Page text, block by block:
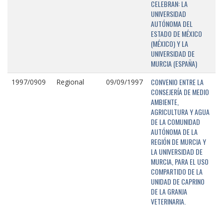
CELEBRAN: LA
UNIVERSIDAD
AUTÓNOMA DEL
ESTADO DE MÉXICO
(MÉXICO) Y LA
UNIVERSIDAD DE
MURCIA (ESPAÑA)
1997/0909 Regional 09/09/1997
CONVENIO ENTRE LA
CONSEJERÍA DE MEDIO
AMBIENTE,
AGRICULTURA Y AGUA
DE LA COMUNIDAD
AUTÓNOMA DE LA
REGIÓN DE MURCIA Y
LA UNIVERSIDAD DE
MURCIA, PARA EL USO
COMPARTIDO DE LA
UNIDAD DE CAPRINO
DE LA GRANJA
VETERINARIA.